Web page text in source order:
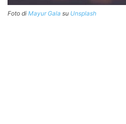
Foto di Mayur Gala su Unsplash